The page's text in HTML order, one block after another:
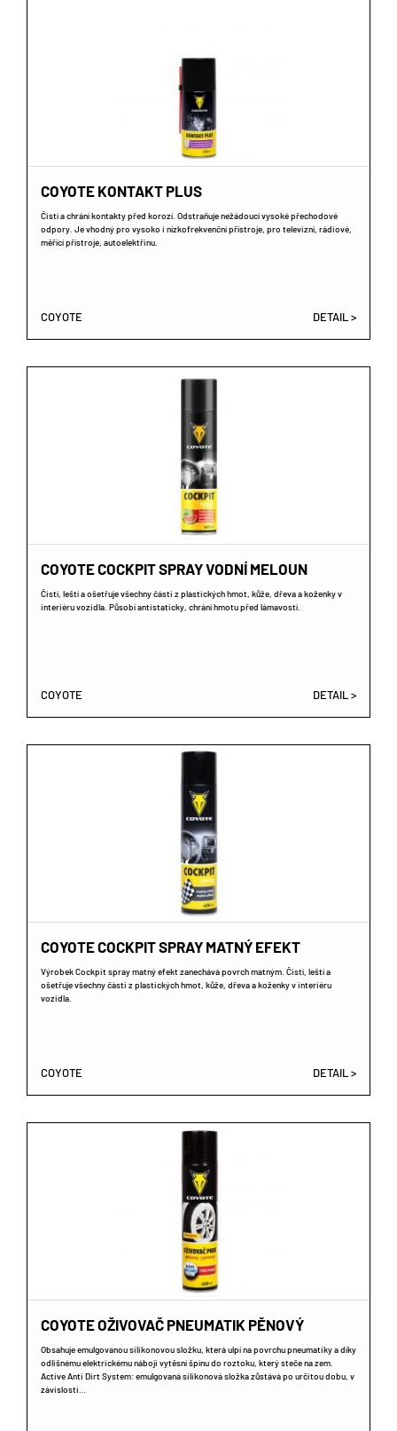
COYOTE KONTAKT PLUS
Čistí a chrání kontakty před korozí. Odstraňuje nežádoucí vysoké přechodové
odpory. Je vhodný pro vysoko i nízkofrekvenční přístroje, pro televizní, rádiové,
měřící přístroje, autoelektřinu.
COYOTE DETAIL >
COYOTE COCKPIT SPRAY VODNÍ MELOUN
Čistí, leští a ošetřuje všechny části z plastických hmot, kůže, dřeva a koženky v
interiéru vozidla. Působí antistaticky, chrání hmotu před lámavostí.
COYOTE DETAIL >
COYOTE COCKPIT SPRAY MATNÝ EFEKT
Výrobek Cockpit spray matný efekt zanechává povrch matným. Čistí, leští a
ošetřuje všechny části z plastických hmot, kůže, dřeva a koženky v interiéru
vozidla.
COYOTE DETAIL >
COYOTE OŽIVOVAČ PNEUMATIK PĚNOVÝ
Obsahuje emulgovanou silikonovou složku, která ulpí na povrchu pneumatiky a díky
odlišnému elektrickému náboji vytěsní špínu do roztoku, který steče na zem.
Active Anti Dirt System: emulgovaná silikonová složka zůstává po určitou dobu, v
závislosti…